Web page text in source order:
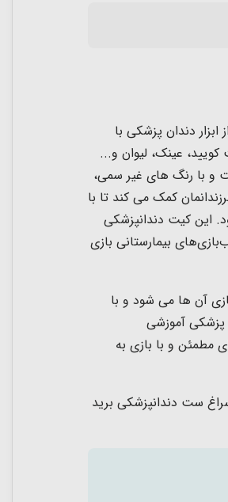
دندان پزشکی با
عینک، لیوان و...
کیفیت و با رنگ های غیر سمی،
کمک می کند تا با
کودکمان از دندانپزشک رفع شود. این کیت دندانپزشکی
بیمارستانی بازی
آن ها می شود و با
آموزشی
مطمئن و با بازی به
برای کودکان هستید، سراغ ست دندانپزشکی برید